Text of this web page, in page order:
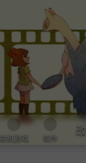
联机游戏 软件